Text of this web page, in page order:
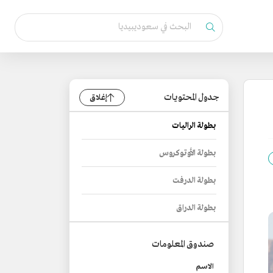
جدول المحتويات إغلاق
بطولة الراليات
بطولة الأوتوكروس
بطولة الدرفت
بطولة الدراق
صندوق المعلومات
الاسم